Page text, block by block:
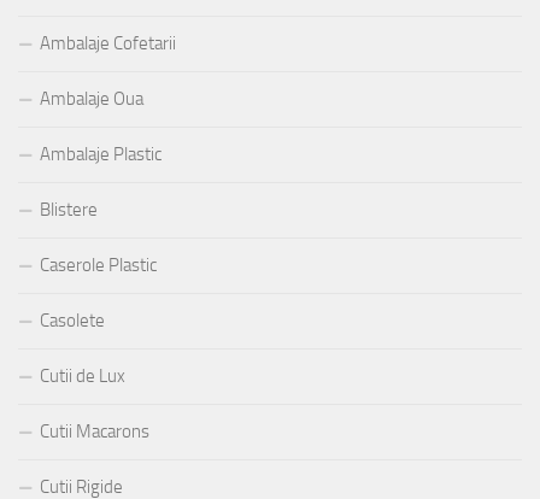
Ambalaje Cofetarii
Ambalaje Oua
Ambalaje Plastic
Blistere
Caserole Plastic
Casolete
Cutii de Lux
Cutii Macarons
Cutii Rigide